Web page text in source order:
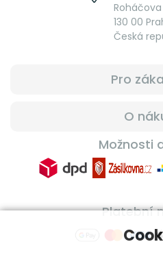
Roháčova
130 00
Česká
Pro
O
Možnosti
Platební